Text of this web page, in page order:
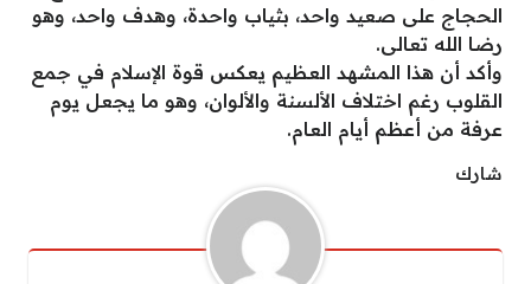
الحجاج على صعيد واحد، بثياب واحدة، وهدف واحد، وهو
رضا الله تعالى.
وأكد أن هذا المشهد العظيم يعكس قوة الإسلام في جمع
القلوب رغم اختلاف الألسنة والألوان، وهو ما يجعل يوم
عرفة من أعظم أيام العام.
شارك